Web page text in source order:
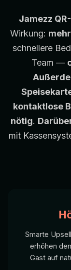
Jamezz
Wirkung:
schnellere
Team —
kontaktlose
nötig.
mit
Smarte
erhöhen
Gast auf